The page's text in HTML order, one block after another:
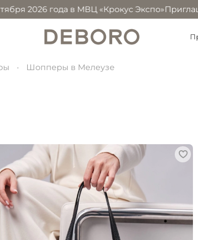
в МВЦ «Крокус Экспо»Приглашаем
Шопперы в Мелеузе